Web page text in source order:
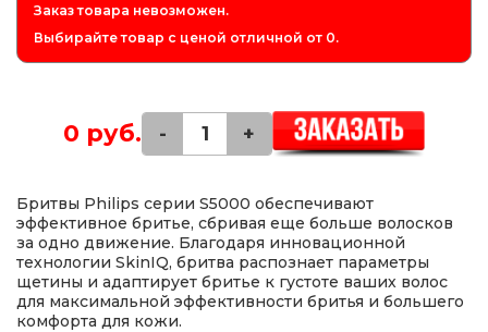
Заказ товара невозможен.
Выбирайте товар с ценой отличной от 0.
0 руб. - +
Бритвы Philips серии S5000 обеспечивают
эффективное бритье, сбривая еще больше волосков
за одно движение. Благодаря инновационной
технологии SkinIQ, бритва распознает параметры
щетины и адаптирует бритье к густоте ваших волос
для максимальной эффективности бритья и большего
комфорта для кожи.